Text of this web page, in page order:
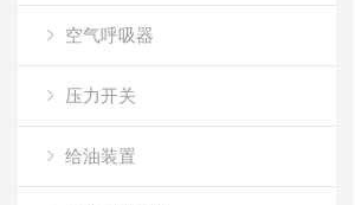
空气呼吸器
压力开关
给油装置